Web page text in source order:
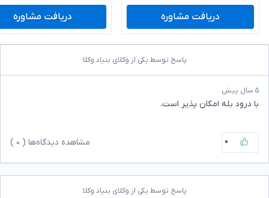
دریافت مشاوره دریافت مشاوره
پاسخ توسط یکی از وکلای بنیاد وکلا
۵ سال پیش
با درود بله امکان پذیر است.
۰ مشاهده دیدگاه‌ها ( ۰
پاسخ توسط یکی از وکلای بنیاد وکلا